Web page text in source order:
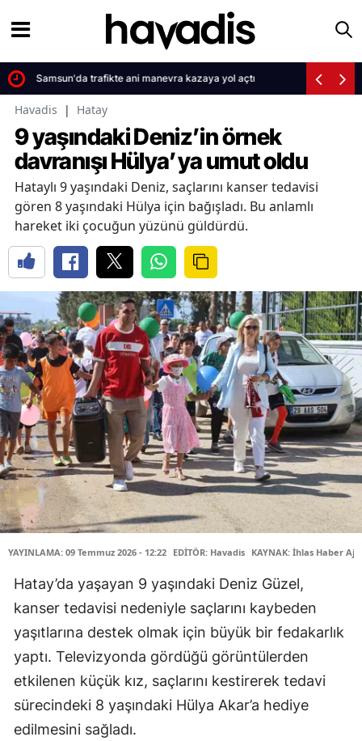
Samsun'da trafikte ani manevra kazaya yol açtı
Havadis | Hatay
9 yaşındaki Deniz’in örnek
davranışı Hülya’ya umut oldu
Hataylı 9 yaşındaki Deniz, saçlarını kanser tedavisi
gören 8 yaşındaki Hülya için bağışladı. Bu anlamlı
hareket iki çocuğun yüzünü güldürdü.
YAYINLAMA: 09 Temmuz 2026 - 12:22 EDİTÖR: Havadis KAYNAK: İhlas Haber
Hatay’da yaşayan 9 yaşındaki Deniz Güzel,
kanser tedavisi nedeniyle saçlarını kaybeden
yaşıtlarına destek olmak için büyük bir fedakarlık
yaptı. Televizyonda gördüğü görüntülerden
etkilenen küçük kız, saçlarını kestirerek tedavi
sürecindeki 8 yaşındaki Hülya Akar’a hediye
edilmesini sağladı.